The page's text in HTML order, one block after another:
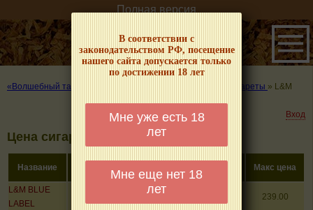
В соответствии с
законодательством РФ, посещение
нашего сайта допускается только
по достижении 18 лет
Мне уже есть 18
лет
Мне еще нет 18
лет
Полная версия
«Волшебный табачок» – о табаке и курении Цены на сигареты » L&M
Вход
Цена сигарет марки L&M
Название
Кол-во в
Макс цена
L&M BLUE
LABEL
239.00